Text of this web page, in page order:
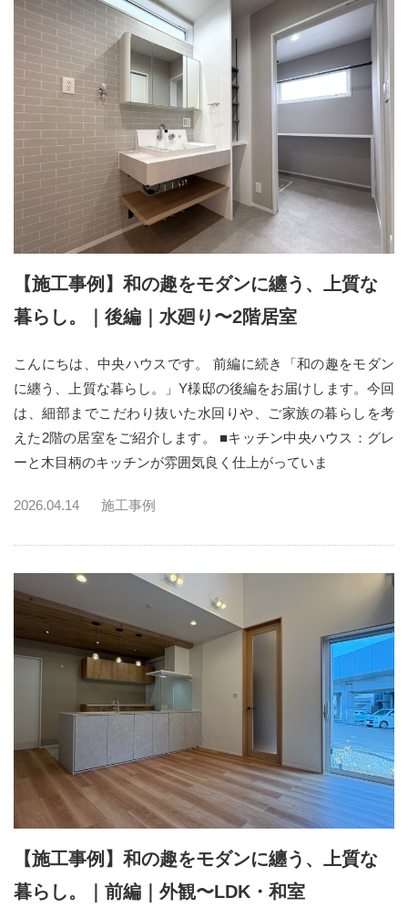
【施工事例】和の趣をモダンに纏う、上質な
暮らし。｜後編｜水廻り〜2階居室
こんにちは、中央ハウスです。 前編に続き「和の趣をモダン
に纏う、上質な暮らし。」Y様邸の後編をお届けします。今回
は、細部までこだわり抜いた水回りや、ご家族の暮らしを考
えた2階の居室をご紹介します。 ■キッチン中央ハウス：グレ
ーと木目柄のキッチンが雰囲気良く仕上がっていま
2026.04.14 施工事例
【施工事例】和の趣をモダンに纏う、上質な
暮らし。｜前編｜外観〜LDK・和室